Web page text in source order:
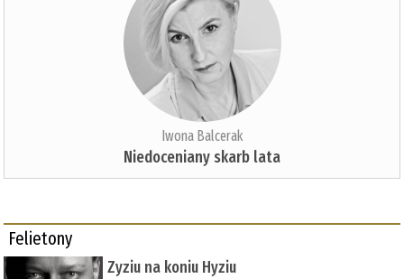
Iwona Balcerak
Niedoceniany skarb lata
Felietony
Zyziu na koniu Hyziu